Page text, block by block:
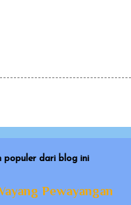
populer dari blog ini
Pewayangan